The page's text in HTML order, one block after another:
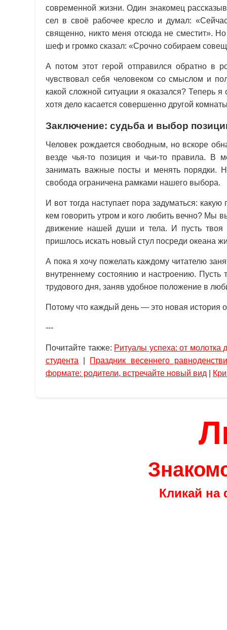
современной жизни. Один знакомец
сел в своё рабочее кресло и думал:
священно, никто меня отсюда не сместит».
шеф и громко сказал: «Срочно собираем
А потом этот герой отправился обратно в
чувствовал себя человеком со смыслом и
какой сложной ситуации я оказался? Теперь
хотя дело касается совершенно другой
Заключение: судьба и выбор
Человек рождается свободным, но вскоре
везде чья-то позиция и чьи-то правила. В
занимать важные посты и менять порядки.
свобода ограничена рамками нашего выбора.
И вот тогда наступает пора задуматься:
кем говорить утром и кого любить вечно? Мы
движение нашей души и тела. И пусть твоя
пришлось искать новый стул посреди океана
А пока я хочу пожелать каждому читателю
внутреннему состоянию и настроению. Пусть
трудового дня, заняв удобное положение в
Потому что каждый день — это новая история
---
Почитайте также: Ритуалы успеха: от молотка
студента
Праздник весеннего
формате: родители, встречайте новый вид
Кликай на